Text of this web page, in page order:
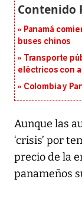
Panamá
buses chinos
Transporte
eléctricos con
Colombia y
Aunque las
‘crisis’ por
precio de la
panameños